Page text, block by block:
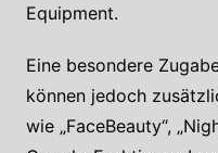
Equipment.
Eine besondere
können jedoch
wie „FaceBeauty“,